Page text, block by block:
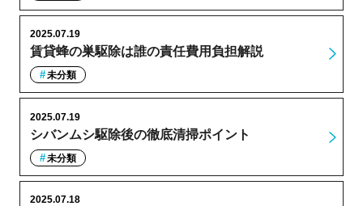
賃貸蜂の巣駆除は誰の責任費用負担解説
2025.07.19
未分類
シバンムシ駆除後の徹底清掃ポイント
2025.07.19
未分類
2025.07.18